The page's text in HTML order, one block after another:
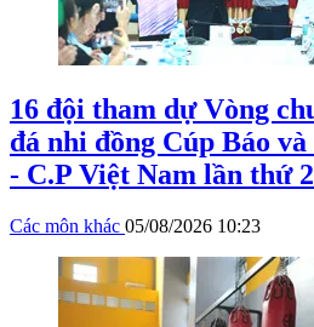
16 đội tham dự Vòng
đá nhi đồng Cúp Báo
- C.P Việt Nam lần thứ
Các môn khác 05/08/2026 10:23